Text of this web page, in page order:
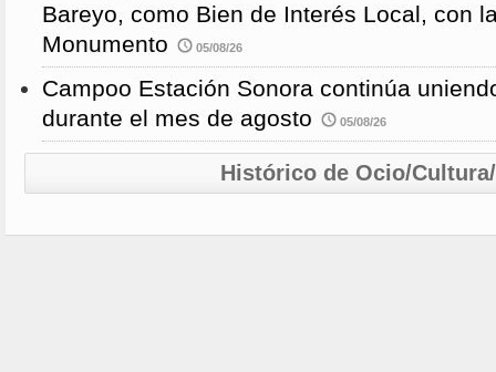
Bareyo, como Bien de Interés Local, con
Monumento
05/08/26
Campoo Estación Sonora continúa
durante el mes de agosto
05/08/26
Histórico de Ocio/